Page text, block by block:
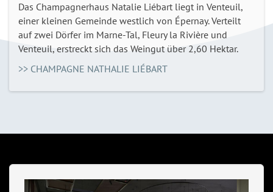
Das Champagnerhaus Natalie Liébart liegt in Venteuil,
einer kleinen Gemeinde westlich von Épernay. Verteilt
auf zwei Dörfer im Marne-Tal, Fleury la Rivière und
Venteuil, erstreckt sich das Weingut über 2,60 Hektar.
>> CHAMPAGNE NATHALIE LIÉBART